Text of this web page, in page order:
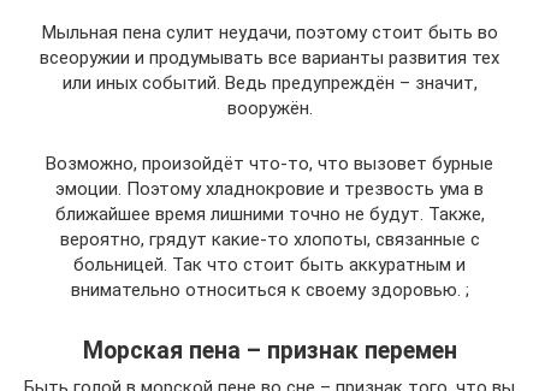
Мыльная пена сулит неудачи, поэтому стоит быть во
всеоружии и продумывать все варианты развития тех
или иных событий. Ведь предупреждён – значит,
вооружён.
Возможно, произойдёт что-то, что вызовет бурные
эмоции. Поэтому хладнокровие и трезвость ума в
ближайшее время лишними точно не будут. Также,
вероятно, грядут какие-то хлопоты, связанные с
больницей. Так что стоит быть аккуратным и
внимательно относиться к своему здоровью. ;
Морская пена – признак перемен